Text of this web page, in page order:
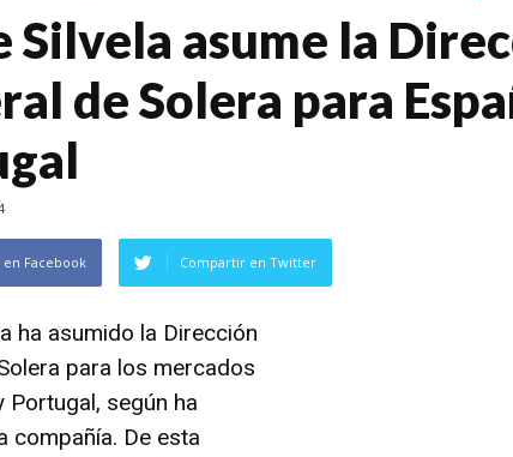
Silvela asume la
de Solera para
Facebook Compartir en Twitter
ha asumido la Dirección
para los mercados
Portugal, según ha
compañía. De esta